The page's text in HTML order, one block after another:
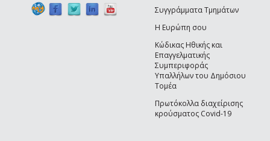
Συγγράμματα Τμημάτων
Η Ευρώπη σου
Κώδικας Ηθικής και
Επαγγελματικής
Συμπεριφοράς
Υπαλλήλων του Δημόσιου
Τομέα
Πρωτόκολλα διαχείρισης
κρούσματος Covid-19